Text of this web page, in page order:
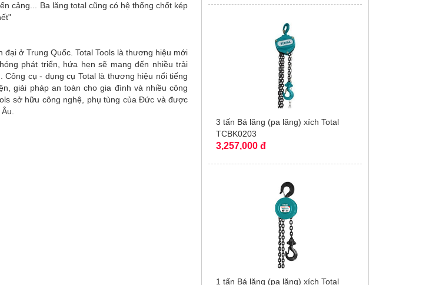
cảng... Ba lăng total cũng có hệ thống chốt kép
ở Trung Quốc. Total Tools là thương hiệu mới
phát triển, hứa hẹn sẽ mang đến nhiều trải
cụ - dụng cụ Total là thương hiệu nổi tiếng
giải pháp an toàn cho gia đình và nhiều công
sở hữu công nghệ, phụ tùng của Đức và được
3 tấn Bá lăng (pa lăng) xích Total
TCBK0203
3,257,000 đ
1 tấn Bá lăng (pa lăng) xích Total